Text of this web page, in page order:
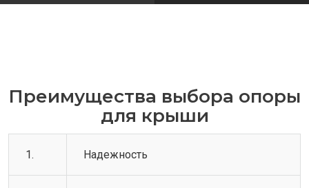
Преимущества выбора опоры
для крыши
1. Надежность